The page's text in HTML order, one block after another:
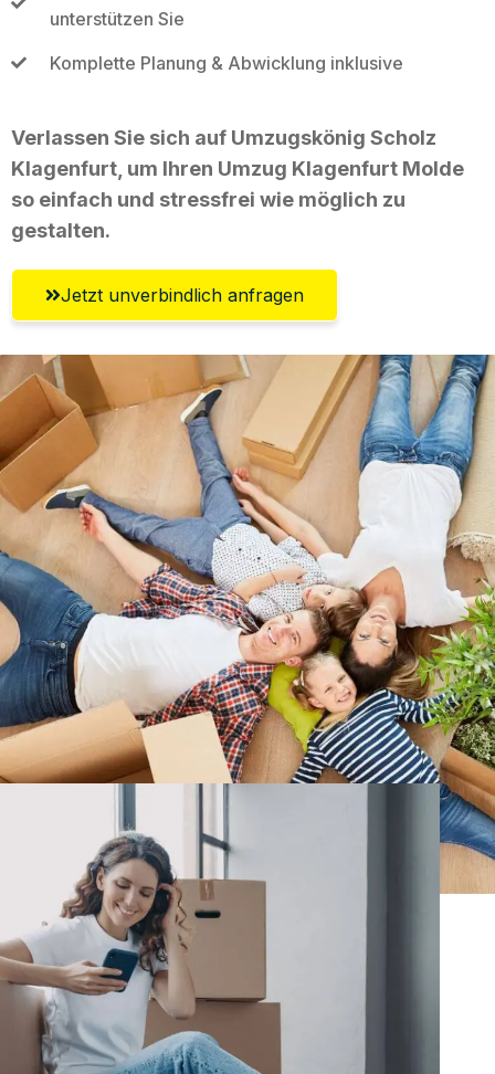
unterstützen Sie
Komplette Planung & Abwicklung inklusive
Verlassen Sie sich auf Umzugskönig Scholz
Klagenfurt, um Ihren Umzug Klagenfurt Molde
so einfach und stressfrei wie möglich zu
gestalten.
Jetzt unverbindlich anfragen